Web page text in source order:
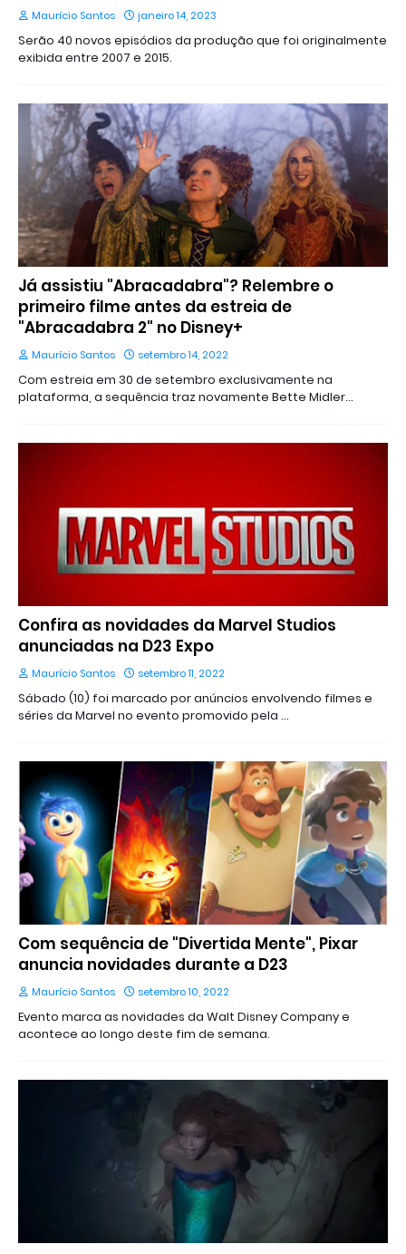
Maurício Santos janeiro 14, 2023
Serão 40 novos episódios da produção que foi originalmente
exibida entre 2007 e 2015.
Já assistiu "Abracadabra"? Relembre o
primeiro filme antes da estreia de
"Abracadabra 2" no Disney+
Maurício Santos setembro 14, 2022
Com estreia em 30 de setembro exclusivamente na
plataforma, a sequência traz novamente Bette Midler…
Confira as novidades da Marvel Studios
anunciadas na D23 Expo
Maurício Santos setembro 11, 2022
Sábado (10) foi marcado por anúncios envolvendo filmes e
séries da Marvel no evento promovido pela …
Com sequência de "Divertida Mente", Pixar
anuncia novidades durante a D23
Maurício Santos setembro 10, 2022
Evento marca as novidades da Walt Disney Company e
acontece ao longo deste fim de semana.